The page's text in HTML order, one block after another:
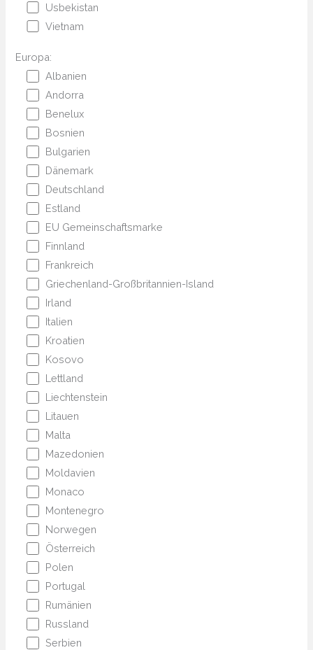
Usbekistan
Vietnam
Europa:
Albanien
Andorra
Benelux
Bosnien
Bulgarien
Dänemark
Deutschland
Estland
EU Gemeinschaftsmarke
Finnland
Frankreich
Griechenland-Großbritannien-Island
Irland
Italien
Kroatien
Kosovo
Lettland
Liechtenstein
Litauen
Malta
Mazedonien
Moldavien
Monaco
Montenegro
Norwegen
Österreich
Polen
Portugal
Rumänien
Russland
Serbien